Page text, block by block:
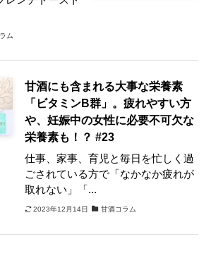
ム
甘酒にも含まれる大事な栄養素
「ビタミンB群」。疲れやすい方
や、妊娠中の女性に必要不可欠な
栄養素も！？ #23
仕事、家事、育児と毎日を忙しく過
ごされている方で「なかなか疲れが
取れない」「...
2023年12月14日 甘酒コラム